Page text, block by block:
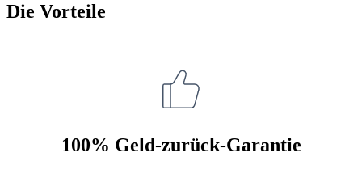
Die Vorteile
100% Geld-zurück-Garantie